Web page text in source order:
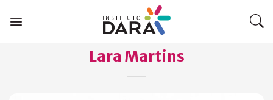
Lara Martins